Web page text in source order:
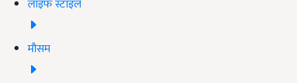
लाइफ स्टाइल
मौसम